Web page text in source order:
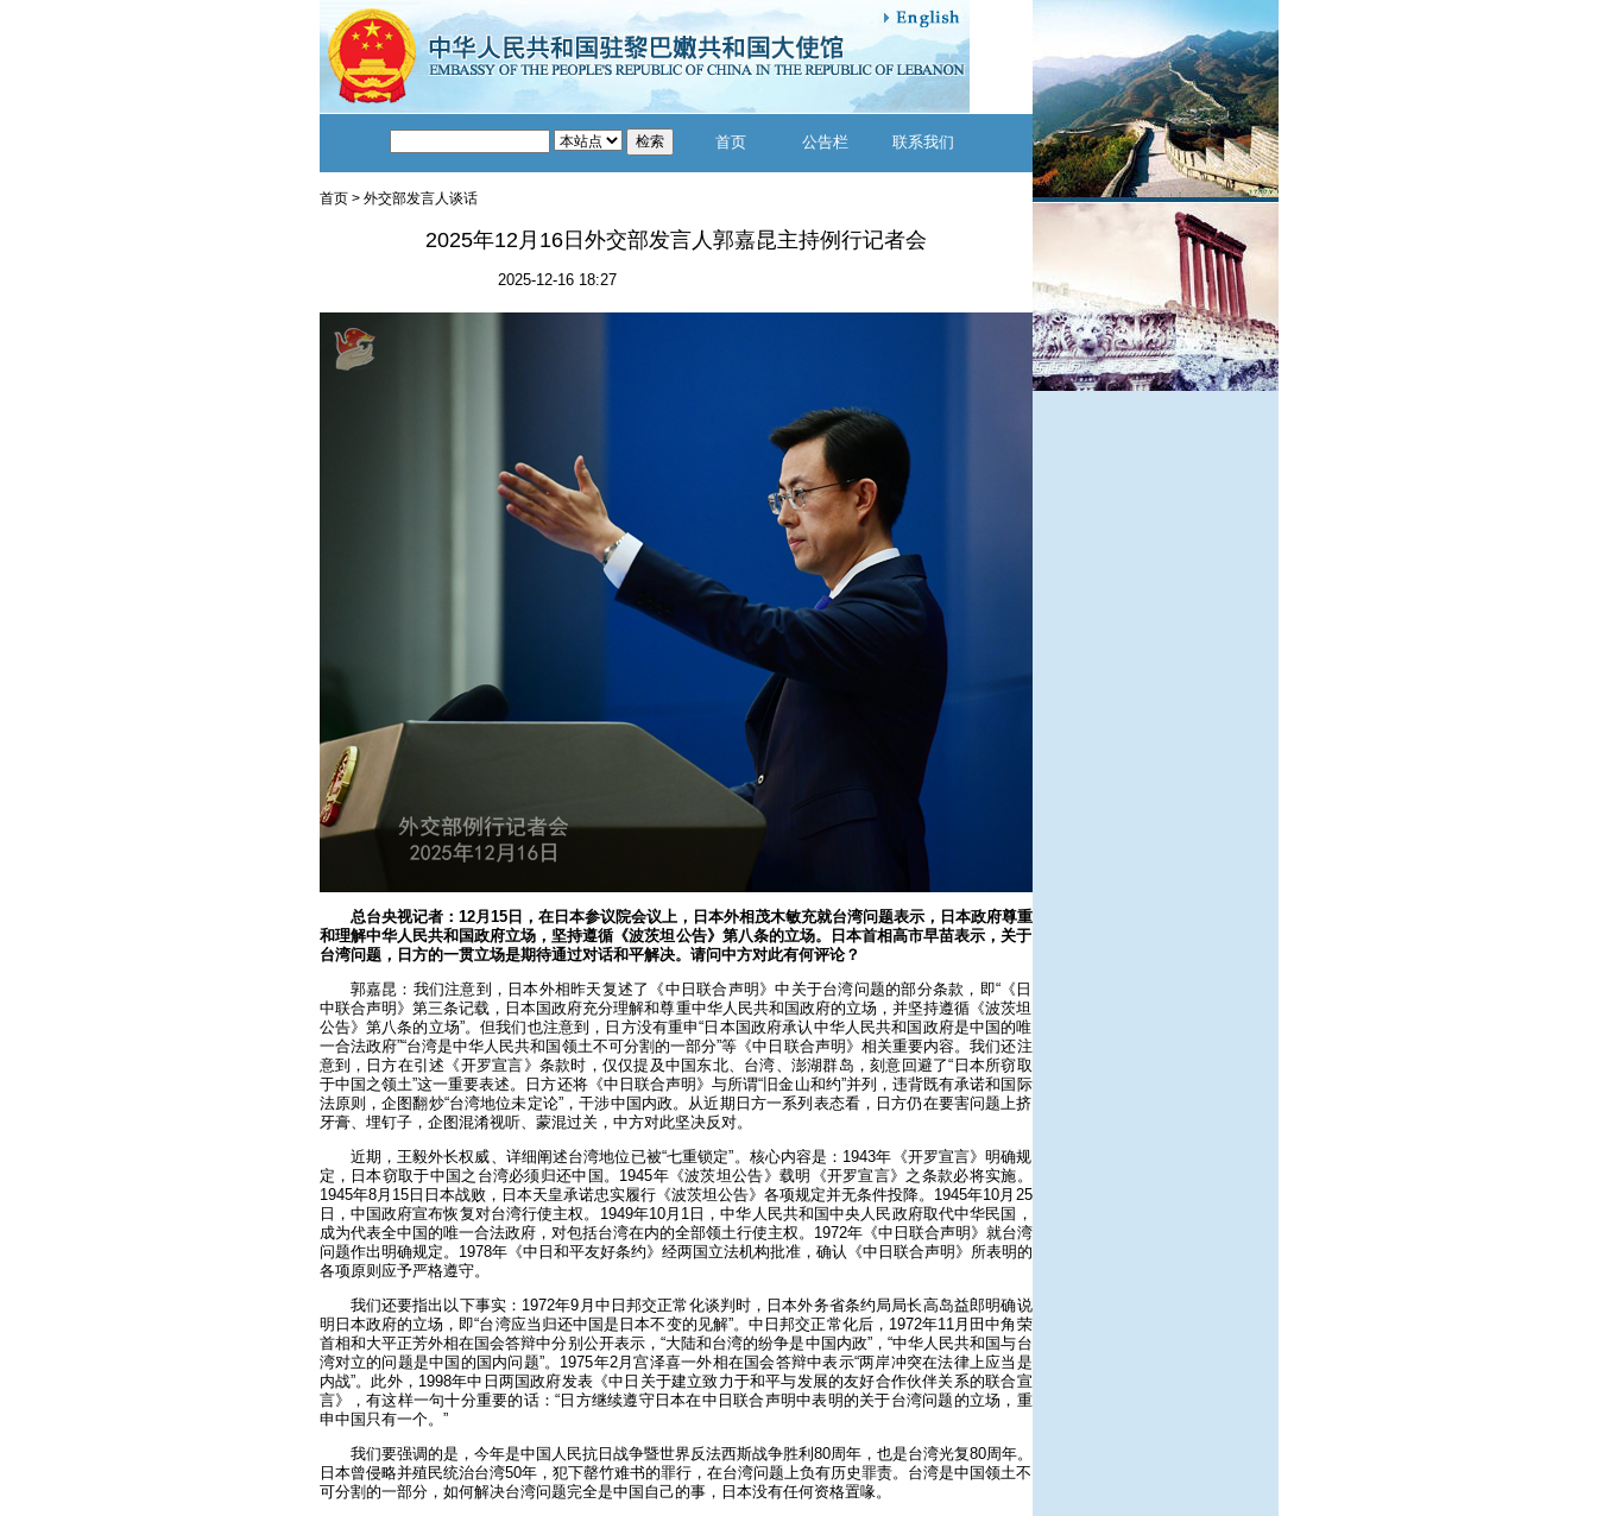
首页 公告栏 联系我们
首页> 外交部发言人谈话
2025年12月16日外交部发言人郭嘉昆主持例行记者会
2025-12-16 18:27
总台央视记者：12月15日，在日本参议院会议上，日本外相茂木敏充就台湾问题表示，日本政府尊重
和理解中华人民共和国政府立场，坚持遵循《波茨坦公告》第八条的立场。日本首相高市早苗表示，关于
台湾问题，日方的一贯立场是期待通过对话和平解决。请问中方对此有何评论？
郭嘉昆：我们注意到，日本外相昨天复述了《中日联合声明》中关于台湾问题的部分条款，即“《日
中联合声明》第三条记载，日本国政府充分理解和尊重中华人民共和国政府的立场，并坚持遵循《波茨坦
公告》第八条的立场”。但我们也注意到，日方没有重申“日本国政府承认中华人民共和国政府是中国的唯
一合法政府”“台湾是中华人民共和国领土不可分割的一部分”等《中日联合声明》相关重要内容。我们还注
意到，日方在引述《开罗宣言》条款时，仅仅提及中国东北、台湾、澎湖群岛，刻意回避了“日本所窃取
于中国之领土”这一重要表述。日方还将《中日联合声明》与所谓“旧金山和约”并列，违背既有承诺和国际
法原则，企图翻炒“台湾地位未定论”，干涉中国内政。从近期日方一系列表态看，日方仍在要害问题上挤
牙膏、埋钉子，企图混淆视听、蒙混过关，中方对此坚决反对。
近期，王毅外长权威、详细阐述台湾地位已被“七重锁定”。核心内容是：1943年《开罗宣言》明确规
定，日本窃取于中国之台湾必须归还中国。1945年《波茨坦公告》载明《开罗宣言》之条款必将实施。
1945年8月15日日本战败，日本天皇承诺忠实履行《波茨坦公告》各项规定并无条件投降。1945年10月25
日，中国政府宣布恢复对台湾行使主权。1949年10月1日，中华人民共和国中央人民政府取代中华民国，
成为代表全中国的唯一合法政府，对包括台湾在内的全部领土行使主权。1972年《中日联合声明》就台湾
问题作出明确规定。1978年《中日和平友好条约》经两国立法机构批准，确认《中日联合声明》所表明的
各项原则应予严格遵守。
我们还要指出以下事实：1972年9月中日邦交正常化谈判时，日本外务省条约局局长高岛益郎明确说
明日本政府的立场，即“台湾应当归还中国是日本不变的见解”。中日邦交正常化后，1972年11月田中角荣
首相和大平正芳外相在国会答辩中分别公开表示，“大陆和台湾的纷争是中国内政”，“中华人民共和国与台
湾对立的问题是中国的国内问题”。1975年2月宫泽喜一外相在国会答辩中表示“两岸冲突在法律上应当是
内战”。此外，1998年中日两国政府发表《中日关于建立致力于和平与发展的友好合作伙伴关系的联合宣
言》，有这样一句十分重要的话：“日方继续遵守日本在中日联合声明中表明的关于台湾问题的立场，重
申中国只有一个。”
我们要强调的是，今年是中国人民抗日战争暨世界反法西斯战争胜利80周年，也是台湾光复80周年。
日本曾侵略并殖民统治台湾50年，犯下罄竹难书的罪行，在台湾问题上负有历史罪责。台湾是中国领土不
可分割的一部分，如何解决台湾问题完全是中国自己的事，日本没有任何资格置喙。